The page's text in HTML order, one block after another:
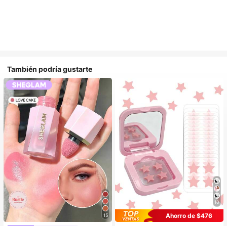
También podría gustarte
15
10
Ahorro de $476